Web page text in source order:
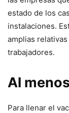
estado de los
instalaciones.
amplias
trabajadores.
Al
Para llenar el